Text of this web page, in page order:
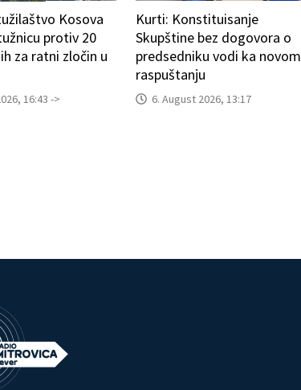
Kosova
protiv 20
za ratni zločin u
16:43 ->
Kurti: Konstituisanje
Skupštine bez dogovora o
predsedniku vodi ka novom
raspuštanju
6. August 2026, 13:17